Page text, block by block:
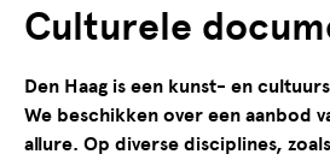
Culturele
Den Haag is een kunst- en
We beschikken over een aanbod
allure. Op diverse disciplines,